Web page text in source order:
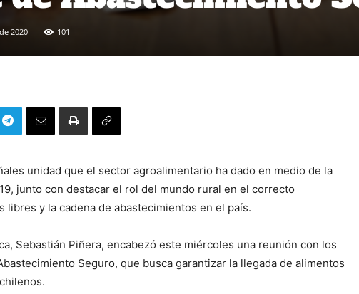
2020 101
unidad que el sector agroalimentario ha dado en medio de la
junto con destacar el rol del mundo rural en el correcto
libres y la cadena de abastecimientos en el país.
Sebastián Piñera, encabezó este miércoles una reunión con los
Seguro, que busca garantizar la llegada de alimentos